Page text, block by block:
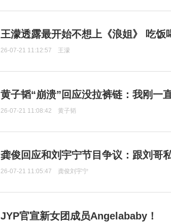
王濛透露最开始不想上《浪姐》 吃饭
26-07-21 11:12:57 王濛
黄子韬“崩溃”回应没拉裤链：我刚一
26-07-21 11:08:42 黄子韬
龚俊回应和刘宇宁节目争议：跟刘哥
26-07-21 11:05:47 龚俊刘宇宁
JYP官宣新女团成员Angelababy！